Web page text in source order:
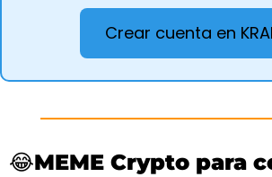
Crear cuenta en
😂MEME Crypto para